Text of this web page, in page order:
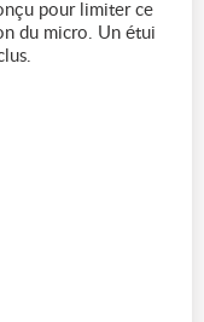
pour limiter ce
du micro. Un étui